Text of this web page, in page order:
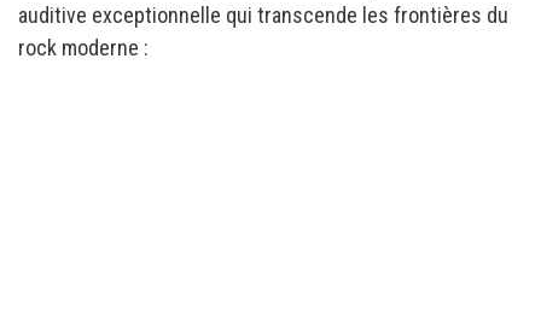
auditive exceptionnelle qui transcende les frontières du
rock moderne :